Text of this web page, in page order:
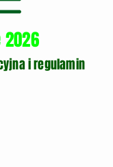
2026
i regulamin